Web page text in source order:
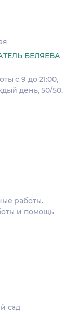
БЕЛЯЕВА
с 9 до 21:00,
день, 50/50.
работы.
и помощь
сад